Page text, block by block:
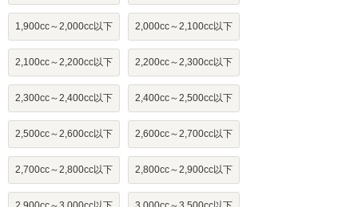
1,900cc～2,000cc以下 2,000cc～2,100cc以下
2,100cc～2,200cc以下 2,200cc～2,300cc以下
2,300cc～2,400cc以下 2,400cc～2,500cc以下
2,500cc～2,600cc以下 2,600cc～2,700cc以下
2,700cc～2,800cc以下 2,800cc～2,900cc以下